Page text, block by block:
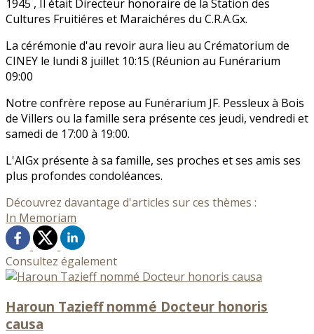
1945 , Il était Directeur honoraire de la Station des
Cultures Fruitiéres et Maraichéres du C.R.A.Gx.
La cérémonie d'au revoir aura lieu au Crématorium de
CINEY le lundi 8 juillet 10:15 (Réunion au Funérarium
09:00
Notre confrère repose au Funérarium JF. Pessleux à Bois
de Villers ou la famille sera présente ces jeudi, vendredi et
samedi de 17:00 à 19:00.
L'AIGx présente à sa famille, ses proches et ses amis ses
plus profondes condoléances.
Découvrez davantage d'articles sur ces thèmes :
In Memoriam
Consultez également
Haroun Tazieff nommé Docteur honoris
causa